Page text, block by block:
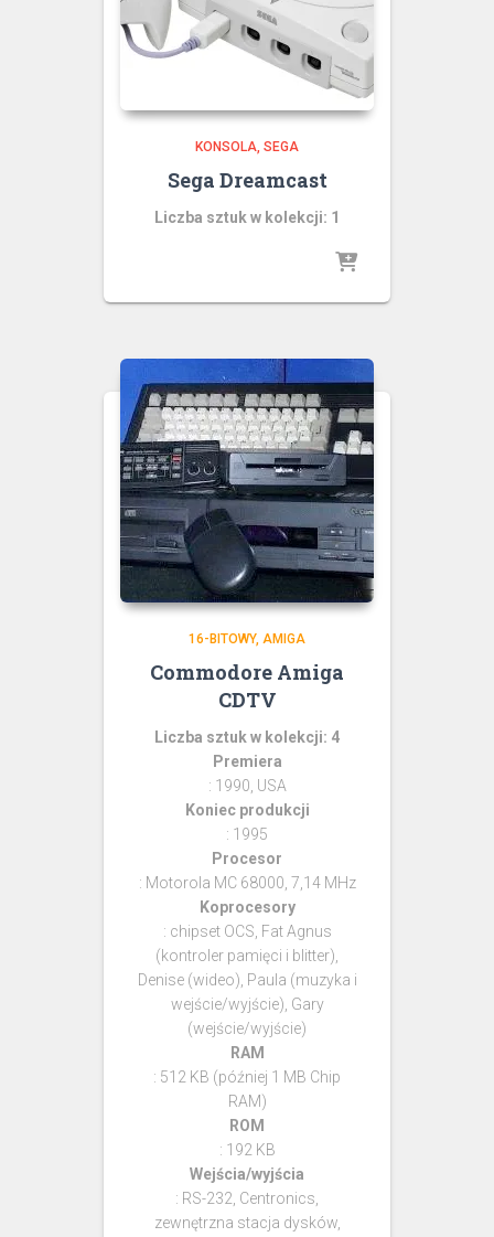
KONSOLA SEGA
Sega Dreamcast
Liczba sztuk w kolekcji: 1
16-BITOWY AMIGA
Commodore Amiga
CDTV
Liczba sztuk w kolekcji: 4
Premiera
: 1990, USA
Koniec produkcji
: 1995
Procesor
: Motorola MC 68000, 7,14 MHz
Koprocesory
: chipset OCS, Fat Agnus
(kontroler pamięci i blitter),
Denise (wideo), Paula (muzyka i
wejście/wyjście), Gary
(wejście/wyjście)
RAM
: 512 KB (później 1 MB Chip
RAM)
ROM
: 192 KB
Wejścia/wyjścia
: RS-232, Centronics,
zewnętrzna stacja dysków,